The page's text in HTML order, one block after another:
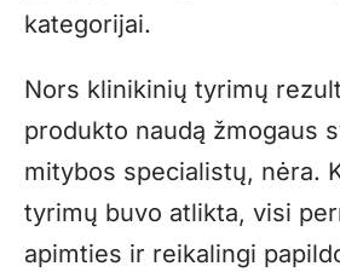
kategorijai.
Nors klinikinių tyrimų
produkto naudą žmogaus
mitybos specialistų, nėra.
tyrimų buvo atlikta, visi
apimties ir reikalingi